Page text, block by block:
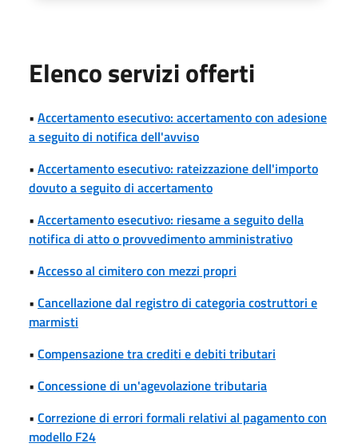
Elenco servizi offerti
• Accertamento esecutivo: accertamento con adesione
a seguito di notifica dell'avviso
• Accertamento esecutivo: rateizzazione dell'importo
dovuto a seguito di accertamento
• Accertamento esecutivo: riesame a seguito della
notifica di atto o provvedimento amministrativo
• Accesso al cimitero con mezzi propri
• Cancellazione dal registro di categoria costruttori e
marmisti
• Compensazione tra crediti e debiti tributari
• Concessione di un'agevolazione tributaria
• Correzione di errori formali relativi al pagamento con
modello F24